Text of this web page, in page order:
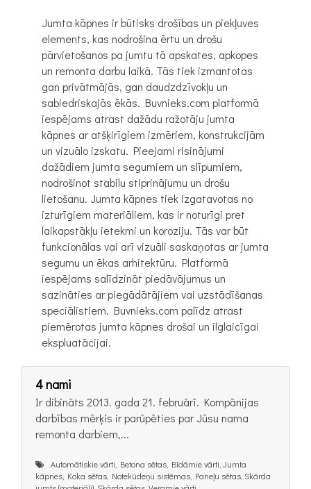
Jumta kāpnes ir būtisks drošības un piekļuves
elements, kas nodrošina ērtu un drošu
pārvietošanos pa jumtu tā apskates, apkopes
un remonta darbu laikā. Tās tiek izmantotas
gan privātmājās, gan daudzdzīvokļu un
sabiedriskajās ēkās. Buvnieks.com platformā
iespējams atrast dažādu ražotāju jumta
kāpnes ar atšķirīgiem izmēriem, konstrukcijām
un vizuālo izskatu. Pieejami risinājumi
dažādiem jumta segumiem un slīpumiem,
nodrošinot stabilu stiprinājumu un drošu
lietošanu. Jumta kāpnes tiek izgatavotas no
izturīgiem materiāliem, kas ir noturīgi pret
laikapstākļu ietekmi un koroziju. Tās var būt
funkcionālas vai arī vizuāli saskaņotas ar jumta
segumu un ēkas arhitektūru. Platformā
iespējams salīdzināt piedāvājumus un
sazināties ar piegādātājiem vai uzstādīšanas
speciālistiem. Buvnieks.com palīdz atrast
piemērotas jumta kāpnes drošai un ilglaicīgai
ekspluatācijai.
4 nami
Ir dibināts 2013. gada 21. februārī. Kompānijas
darbības mērķis ir parūpēties par Jūsu nama
remonta darbiem,...
Automātiskie vārti, Betona sētas, Bīdāmie vārti, Jumta
kāpnes, Koka sētas, Notekūdeņu sistēmas, Paneļu sētas, Skārda